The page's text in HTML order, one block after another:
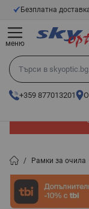
Прескачане към
Търси в
+359 877013201
меню
/ Рамки за очила